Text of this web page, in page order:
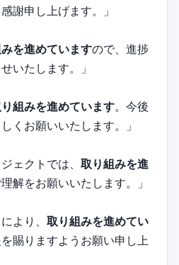
謝申し上げます。」
を進めていますので、進捗
いたします。」
組みを進めています。今後
くお願いいたします。」
ェクトでは、 取り組みを進
解をお願いいたします。」
より、 取り組みを進めてい
賜りますようお願い申し上